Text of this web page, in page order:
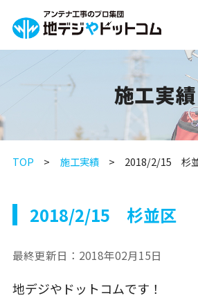
施工実績
TOP 施工実績 2018/2/15 杉
2018/2/15 杉並区
最終更新日： 2018年02月15日
地デジやドットコムです！